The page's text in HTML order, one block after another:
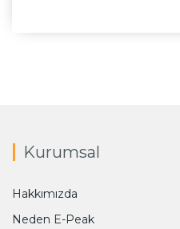
Kurumsal
Hakkımızda
Neden E-Peak